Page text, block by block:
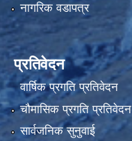
नागरिक वडापत्र
प्रतिवेदन
वार्षिक प्रगति प्रतिवेदन
चौमासिक प्रगति प्रतिवेदन
सार्वजनिक सुनुवाई